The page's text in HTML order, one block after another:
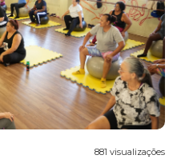
881 visualizações